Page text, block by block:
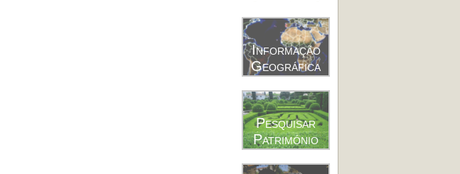
Informação
Geográfica
Pesquisar
Património